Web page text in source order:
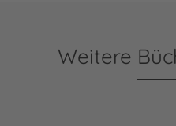
Weitere